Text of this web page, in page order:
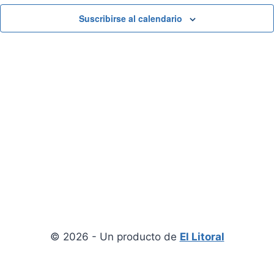
View
Suscribirse al calendario
© 2026 - Un producto de El Litoral